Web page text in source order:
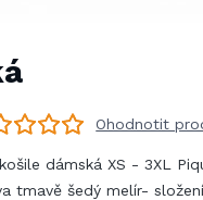
Ohodnotit
dámská XS - 3XL
tmavě šedý melír-